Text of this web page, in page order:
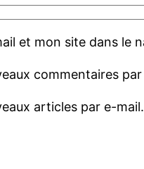
et mon site dans le
commentaires
articles par e-mail.